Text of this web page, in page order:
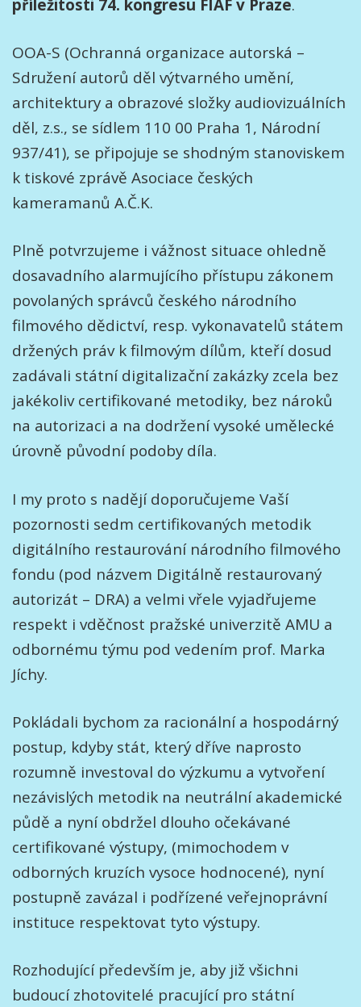
příležitosti 74. kongresu FIAF v Praze.
OOA-S (Ochranná organizace autorská –
Sdružení autorů děl výtvarného umění,
architektury a obrazové složky audiovizuálních
děl, z.s., se sídlem 110 00 Praha 1, Národní
937/41), se připojuje se shodným stanoviskem
k tiskové zprávě Asociace českých
kameramanů A.Č.K.
Plně potvrzujeme i vážnost situace ohledně
dosavadního alarmujícího přístupu zákonem
povolaných správců českého národního
filmového dědictví, resp. vykonavatelů státem
držených práv k filmovým dílům, kteří dosud
zadávali státní digitalizační zakázky zcela bez
jakékoliv certifikované metodiky, bez nároků
na autorizaci a na dodržení vysoké umělecké
úrovně původní podoby díla.
I my proto s nadějí doporučujeme Vaší
pozornosti sedm certifikovaných metodik
digitálního restaurování národního filmového
fondu (pod názvem Digitálně restaurovaný
autorizát – DRA) a velmi vřele vyjadřujeme
respekt i vděčnost pražské univerzitě AMU a
odbornému týmu pod vedením prof. Marka
Jíchy.
Pokládali bychom za racionální a hospodárný
postup, kdyby stát, který dříve naprosto
rozumně investoval do výzkumu a vytvoření
nezávislých metodik na neutrální akademické
půdě a nyní obdržel dlouho očekávané
certifikované výstupy, (mimochodem v
odborných kruzích vysoce hodnocené), nyní
postupně zavázal i podřízené veřejnoprávní
instituce respektovat tyto výstupy.
Rozhodující především je, aby již všichni
budoucí zhotovitelé pracující pro státní